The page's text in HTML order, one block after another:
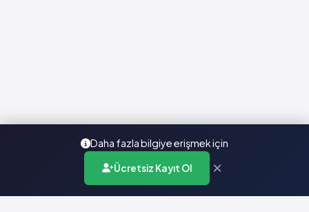
Daha fazla bilgiye erişmek için
Ücretsiz Kayıt Ol ×